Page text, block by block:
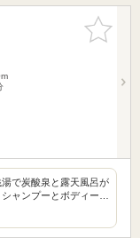
お気に入
りに追加
で炭酸泉と露天風呂が
ャンプーとボディー…